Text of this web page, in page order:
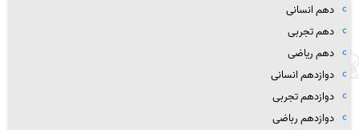
دهم انسانی
دهم تجربی
دهم ریاضی
دوازدهم انسانی
دوازدهم تجربی
دوازدهم رباضی